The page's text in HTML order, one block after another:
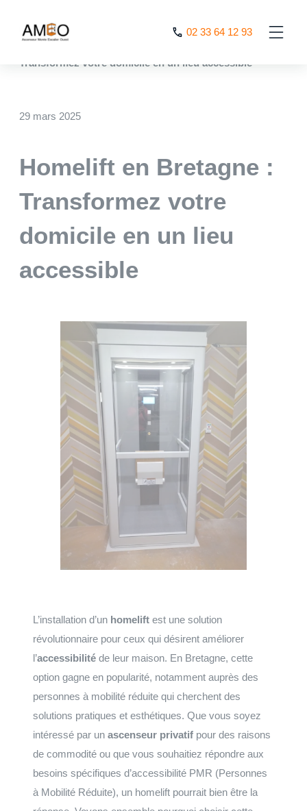
02 33 64 12 93
AMEO>Nos actualités
Transformez votre domicile en un lieu accessible
29 mars 2025
Homelift en Bretagne :
Transformez votre
domicile en un lieu
accessible
L’installation d’un homelift est une solution
révolutionnaire pour ceux qui désirent améliorer
l’accessibilité de leur maison. En Bretagne, cette
option gagne en popularité, notamment auprès des
personnes à mobilité réduite qui cherchent des
solutions pratiques et esthétiques. Que vous soyez
intéressé par un ascenseur privatif pour des raisons
de commodité ou que vous souhaitiez répondre aux
besoins spécifiques d’accessibilité PMR (Personnes
à Mobilité Réduite), un homelift pourrait bien être la